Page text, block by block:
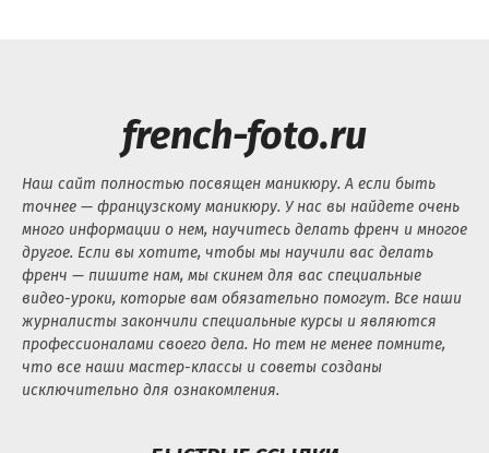
french-foto.ru
Наш сайт полностью посвящен маникюру. А если быть
точнее — французскому маникюру. У нас вы найдете очень
много информации о нем, научитесь делать френч и многое
другое. Если вы хотите, чтобы мы научили вас делать
френч — пишите нам, мы скинем для вас специальные
видео-уроки, которые вам обязательно помогут. Все наши
журналисты закончили специальные курсы и являются
профессионалами своего дела. Но тем не менее помните,
что все наши мастер-классы и советы созданы
исключительно для ознакомления.